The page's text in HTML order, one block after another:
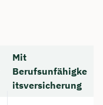
Mit
Berufsunfähigke
itsversicherung